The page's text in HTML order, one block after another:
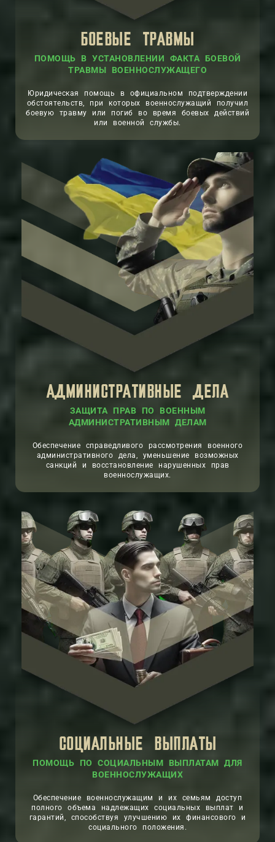
БОЕВЫЕ ТРАВМЫ
ПОМОЩЬ В УСТАНОВЛЕНИИ ФАКТА БОЕВОЙ
ТРАВМЫ ВОЕННОСЛУЖАЩЕГО
Юридическая помощь в официальном подтверждении
обстоятельств, при которых военнослужащий получил
боевую травму или погиб во время боевых действий
или военной службы.
АДМИНИСТРАТИВНЫЕ ДЕЛА
ЗАЩИТА ПРАВ ПО ВОЕННЫМ
АДМИНИСТРАТИВНЫМ ДЕЛАМ
Обеспечение справедливого рассмотрения военного
административного дела, уменьшение возможных
санкций и восстановление нарушенных прав
военнослужащих.
СОЦИАЛЬНЫЕ ВЫПЛАТЫ
ПОМОЩЬ ПО СОЦИАЛЬНЫМ ВЫПЛАТАМ ДЛЯ
ВОЕННОСЛУЖАЩИХ
Обеспечение военнослужащим и их семьям доступ
полного объема надлежащих социальных выплат и
гарантий, способствуя улучшению их финансового и
социального положения.